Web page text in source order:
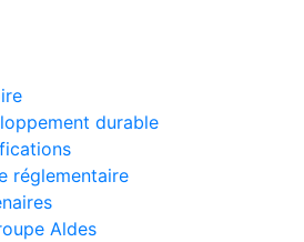
durable
réglementaire
Aldes